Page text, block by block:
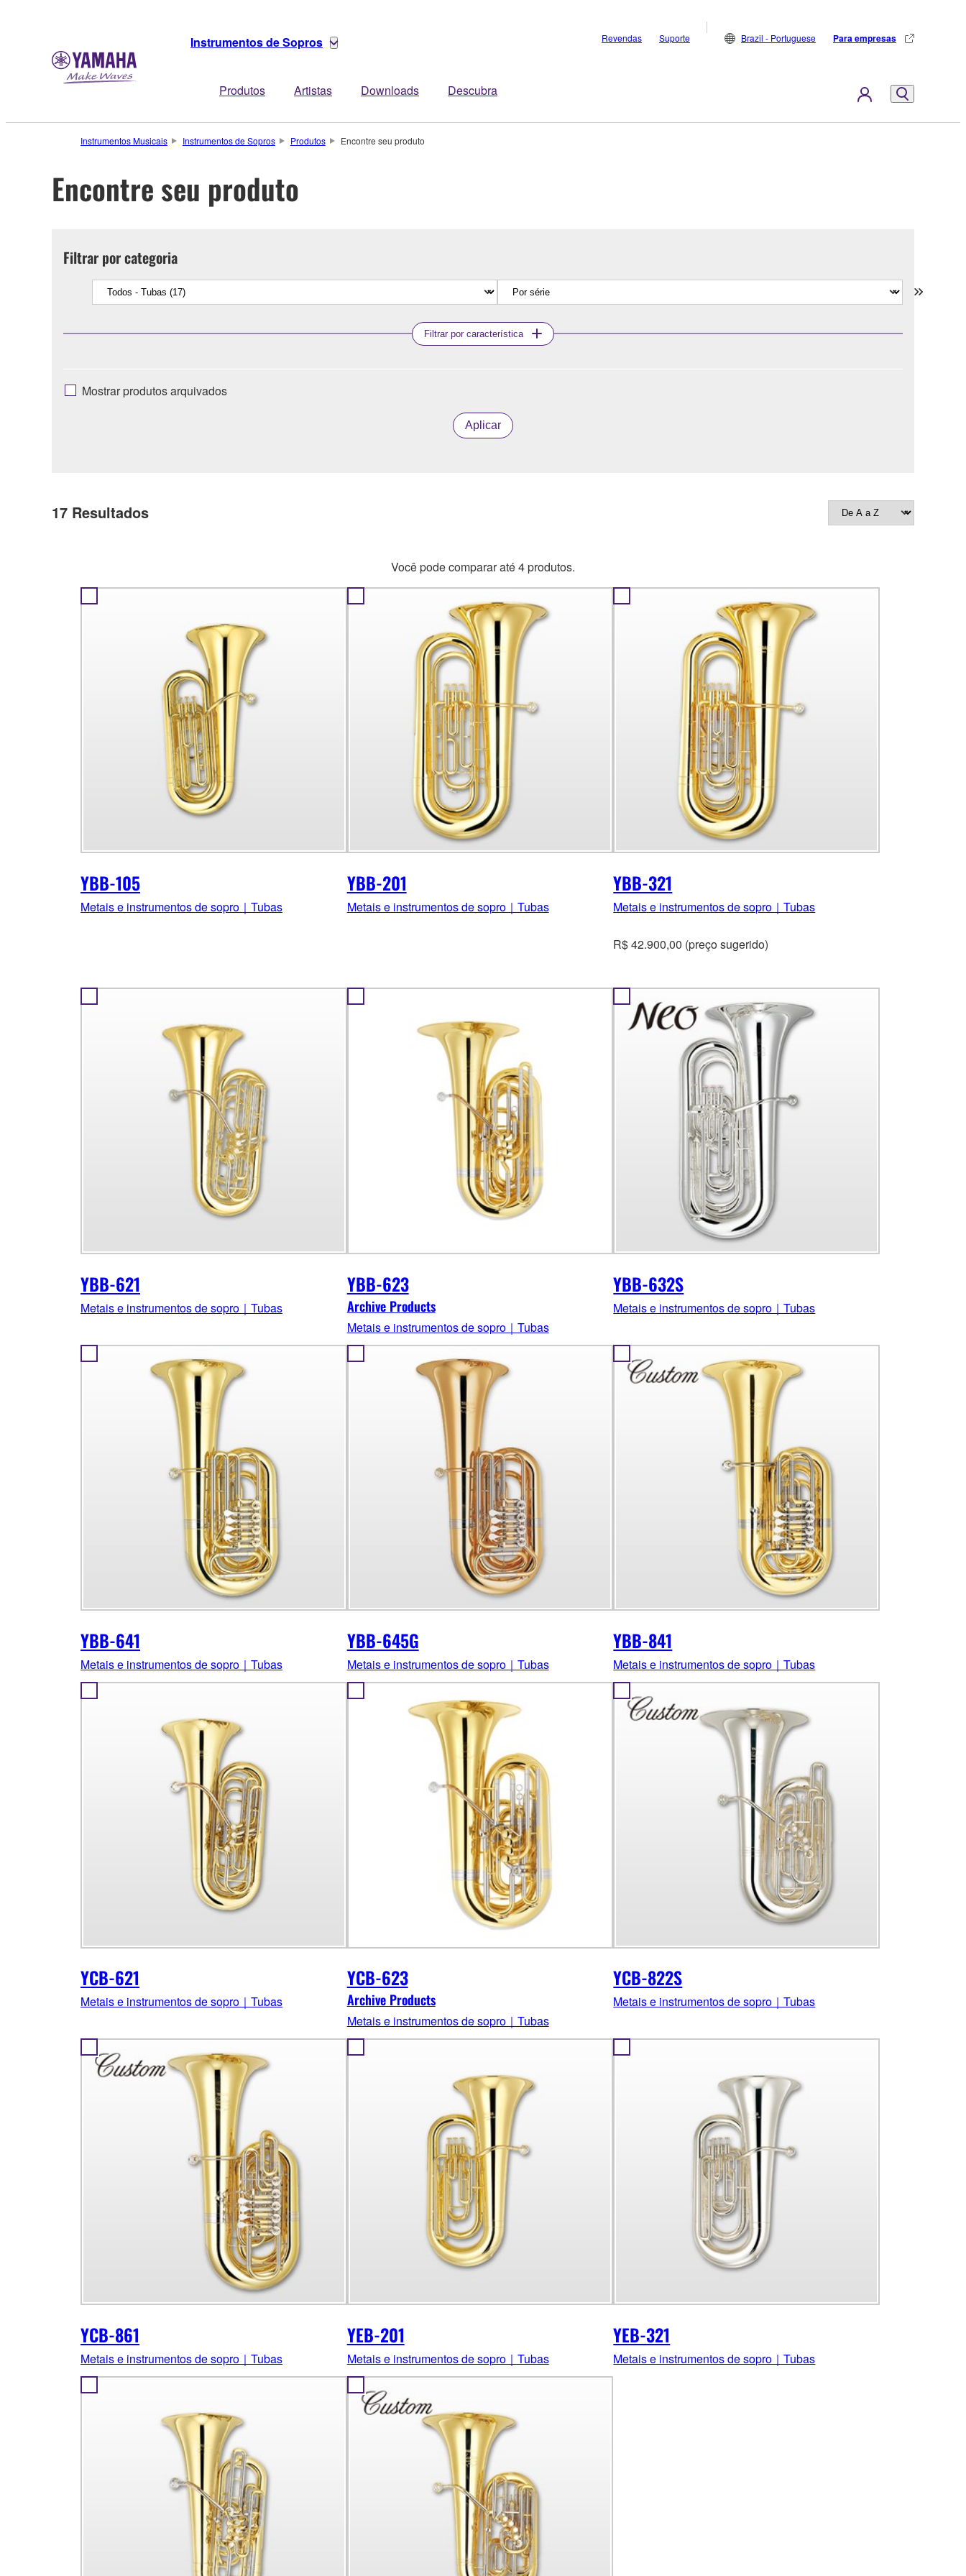
Instrumentos de Sopros
Produtos Artistas Downloads Descubra
Revendas Suporte Brazil - Portuguese Para empresas
Instrumentos Musicais Instrumentos de Sopros Produtos Encontre seu produto
Encontre seu produto
Filtrar por categoria
Filtrar por característica
Mostrar produtos arquivados
Aplicar
17 Resultados
Você pode comparar até 4 produtos.
YBB-105
Metais e instrumentos de sopro｜Tubas
YBB-201
Metais e instrumentos de sopro｜Tubas
YBB-321
Metais e instrumentos de sopro｜Tubas
R$ 42.900,00 (preço sugerido)
YBB-621
Metais e instrumentos de sopro｜Tubas
YBB-623
Archive Products
Metais e instrumentos de sopro｜Tubas
YBB-632S
Metais e instrumentos de sopro｜Tubas
YBB-641
Metais e instrumentos de sopro｜Tubas
YBB-645G
Metais e instrumentos de sopro｜Tubas
YBB-841
Metais e instrumentos de sopro｜Tubas
YCB-621
Metais e instrumentos de sopro｜Tubas
YCB-623
Archive Products
Metais e instrumentos de sopro｜Tubas
YCB-822S
Metais e instrumentos de sopro｜Tubas
YCB-861
Metais e instrumentos de sopro｜Tubas
YEB-201
Metais e instrumentos de sopro｜Tubas
YEB-321
Metais e instrumentos de sopro｜Tubas